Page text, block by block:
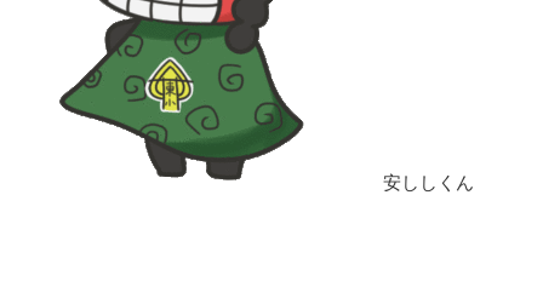
安ししくん